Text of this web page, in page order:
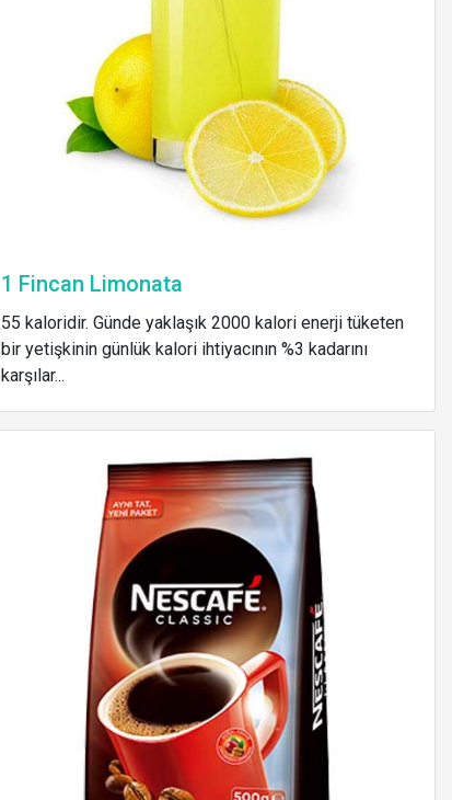
1 Fincan Limonata
55 kaloridir. Günde yaklaşık 2000 kalori enerji tüketen
bir yetişkinin günlük kalori ihtiyacının %3 kadarını
karşılar...